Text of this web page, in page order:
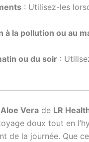
: Utilisez-les
à la pollution ou au
ou du soir :
Vera de LR
doux tout en
de la journée. Que